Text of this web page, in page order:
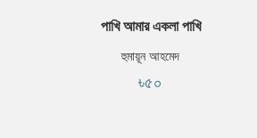
পাখি আমার একলা পাখি
হুমায়ূন আহমেদ
৳৫০